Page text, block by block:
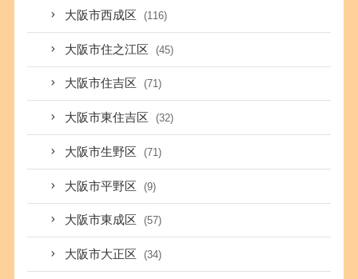
大阪市西成区 (116)
大阪市住之江区 (45)
大阪市住吉区 (71)
大阪市東住吉区 (32)
大阪市生野区 (71)
大阪市平野区 (9)
大阪市東成区 (57)
大阪市大正区 (34)